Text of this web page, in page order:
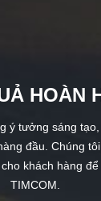
HOÀN
ý tưởng sáng
đầu. Chúng
khách hàng
TIMCOM.